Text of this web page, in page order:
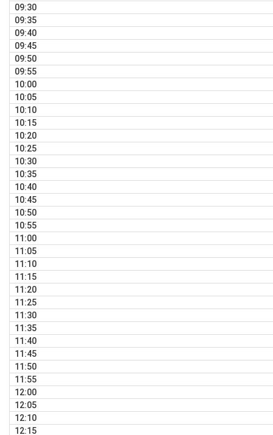
09:30
09:35
09:40
09:45
09:50
09:55
10:00
10:05
10:10
10:15
10:20
10:25
10:30
10:35
10:40
10:45
10:50
10:55
11:00
11:05
11:10
11:15
11:20
11:25
11:30
11:35
11:40
11:45
11:50
11:55
12:00
12:05
12:10
12:15